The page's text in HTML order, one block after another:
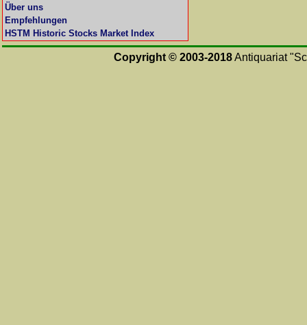
Über uns
Empfehlungen
HSTM Historic Stocks Market Index
Copyright © 2003-2018Antiquariat